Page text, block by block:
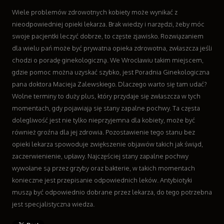
Wyposażenie Wnętrz
Wyposażenie Łazienki
Odzież
Sport
Elektronika, RTV, AGD
Art. Dla Zwierząt
Ogród, Rośliny
Chemia
Art. Spożywcze
Materiały Eksploatacyjne
Inne Sklepy
Sprzęt
Maszyny
Narzędzia
Przemysł Metalowy
Transport
Wiele problemów zdrowotnych kobiety może wynikać z
nieodpowiedniej opieki lekarza. Brak wiedzy i narzędzi, żeby móc
swoje pacjentki leczyć dobrze, to częste zjawisko. Rozwiązaniem
dla wielu pań może być prywatna opieka zdrowotna, zwłaszcza jeśli
chodzi o poradę ginekologiczną. We Wrocławiu takim miejscem,
gdzie pomoc można uzyskać szybko, jest Poradnia Ginekologiczna
pana doktora Macieja Zalewskiego. Dlaczego warto się tam udać?
Wolne terminy to duży plus, który przydaje się zwłaszcza w tych
momentach, gdy pojawiają się stany zapalne pochwy. Ta częsta
dolegliwość jest nie tylko nieprzyjemna dla kobiety, może być
również groźna dla jej zdrowia. Pozostawienie tego stanu bez
opieki lekarza spowoduje zwiększenie objawów takich jak świąd,
zaczerwienienie, upławy. Najczęściej stany zapalne pochwy
wywołane są przez grzyby oraz bakterie, w takich momentach
konieczne jest przepisanie odpowiednich leków. Antybiotyki
muszą być odpowiednio dobrane przez lekarza, do tego potrzebna
jest specjalistyczna wiedza.